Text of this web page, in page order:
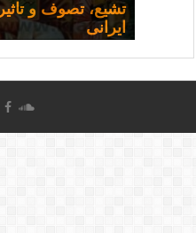
تشیع، تصوف و
ایرانی
چرا همه شفا
مسیحی و سیاست:
سخنرانی‌ها